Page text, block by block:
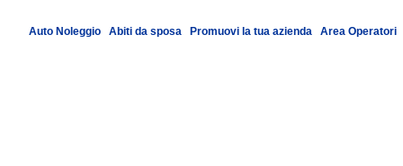
Auto Noleggio| Abiti da sposa| Promuovi la tua azienda Area Operatori